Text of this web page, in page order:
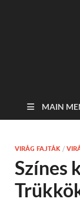
MAIN
VIRÁG FAJTÁK /
Színes